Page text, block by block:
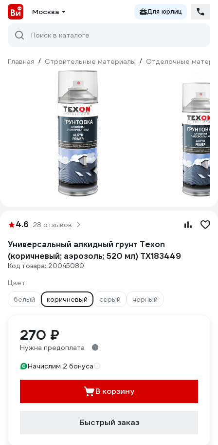
Москва Для юрлиц
Поиск в каталоге
Главная / Строительные материалы / Отделочные
4.6 28 отзывов
Универсальный алкидный грунт Texon
(коричневый; аэрозоль; 520 мл) ТХ183449
Код товара: 20045080
Цвет
белый
коричневый серый черный
270 ₽
Нужна предоплата
Начислим 2 бонуса
В корзину
Быстрый заказ